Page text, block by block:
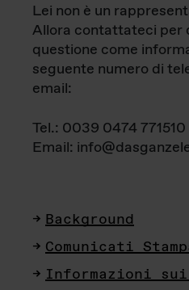
Lei non è un
Allora contattateci per
questione come
seguente numero di
email:
Tel.: 0039 0474 771510
Email:
Background
Comunicati
Informazioni